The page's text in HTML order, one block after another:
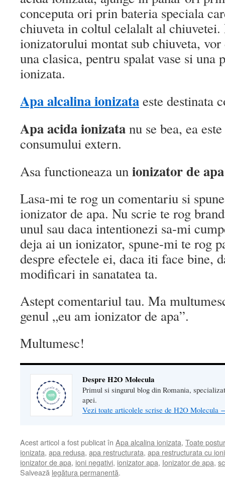
conceputa ori prin bateria speciala
chiuveta in coltul celalalt al
ionizatorului montat sub chiuveta,
una clasica, pentru spalat vase si una
ionizata.
Apa alcalina ionizataeste destinata
Apa acida ionizatanu se bea, ea
consumului extern.
Asa functioneaza unionizator de apa
Lasa-mi te rog un comentariu si
ionizator de apa. Nu scrie te rog
unul sau daca intentionezi sa-mi
deja ai un ionizator, spune-mi te rog
despre efectele ei, daca iti face bine,
modificari in sanatatea ta.
Astept comentariul tau. Ma
genul „eu am ionizator de apa”.
Multumesc!
Despre H2O Molecula
Primul si singurul blog din Romania,
apei.
Vezi toate articolele scrise de H2O Molecula
Acest articol a fost publicat în Apa alcalina ionizata, Toate
ionizata, apa redusa, apa restructurata, apa restructurata cu
ionizator de apa, ioni negativi, ionizator apa, Ionizator de apa,
Salvează legătura permanentă.